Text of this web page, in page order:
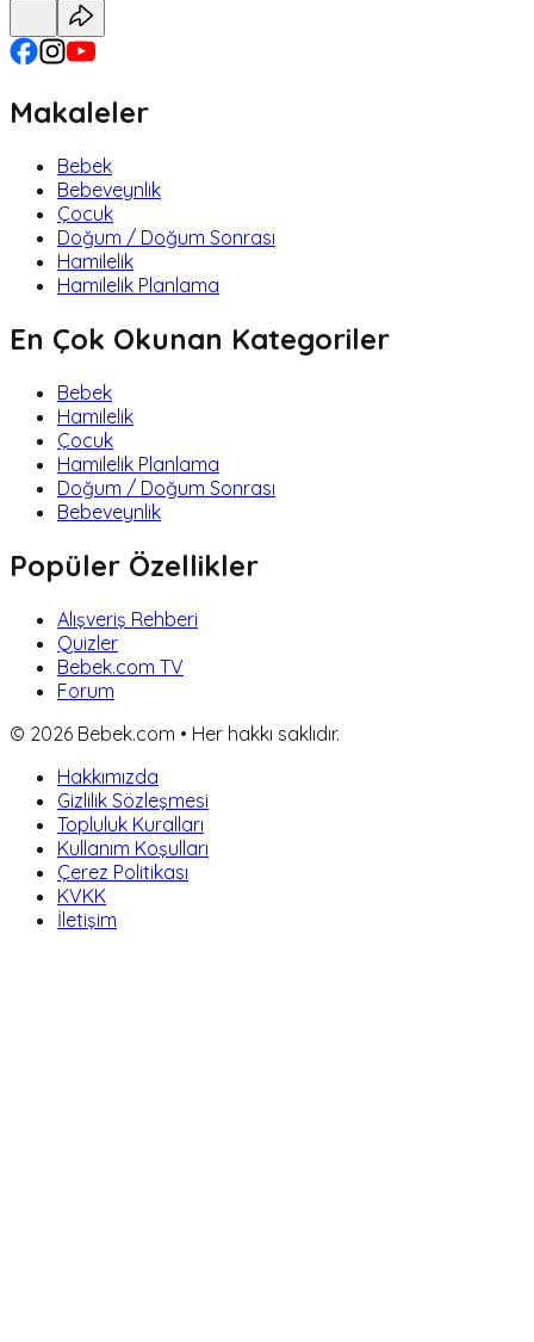
Makaleler
Bebek
Bebeveynlik
Çocuk
Doğum / Doğum Sonrası
Hamilelik
Hamilelik Planlama
En Çok Okunan Kategoriler
Bebek
Hamilelik
Çocuk
Hamilelik Planlama
Doğum / Doğum Sonrası
Bebeveynlik
Popüler Özellikler
Alışveriş Rehberi
Quizler
Bebek.com TV
Forum
© 2026 Bebek.com • Her hakkı saklıdır.
Hakkımızda
Gizlilik Sözleşmesi
Topluluk Kuralları
Kullanım Koşulları
Çerez Politikası
KVKK
İletişim